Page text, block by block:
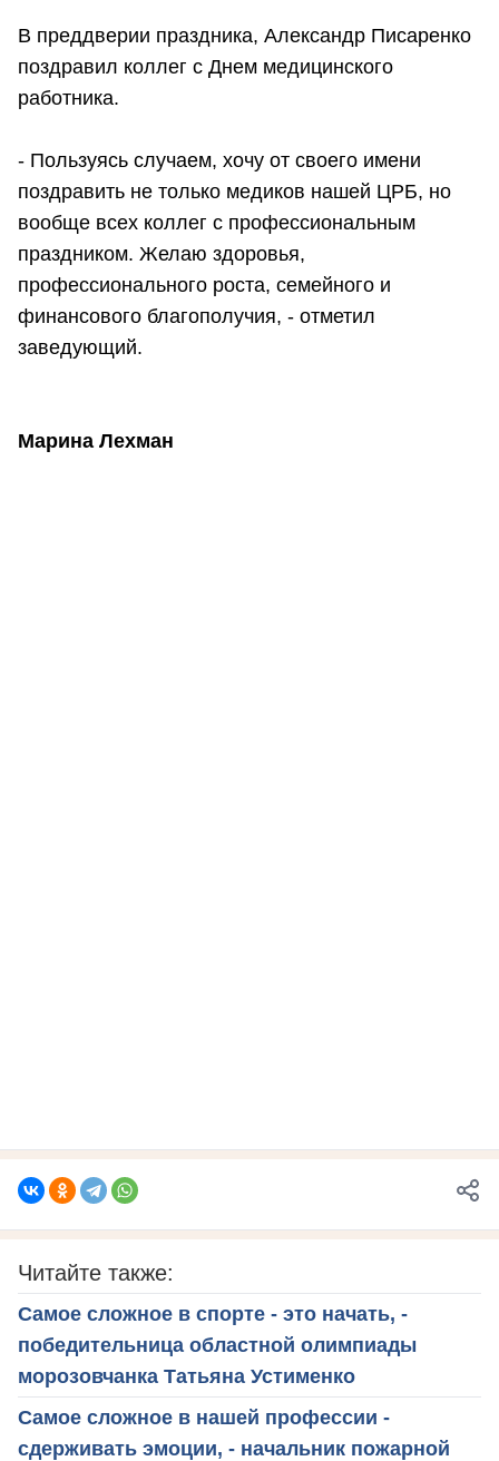
В преддверии праздника, Александр Писаренко
поздравил коллег с Днем медицинского
работника.
- Пользуясь случаем, хочу от своего имени
поздравить не только медиков нашей ЦРБ, но
вообще всех коллег с профессиональным
праздником. Желаю здоровья,
профессионального роста, семейного и
финансового благополучия, - отметил
заведующий.
Марина Лехман
Читайте также:
Самое сложное в спорте - это начать, -
победительница областной олимпиады
морозовчанка Татьяна Устименко
Самое сложное в нашей профессии -
сдерживать эмоции, - начальник пожарной